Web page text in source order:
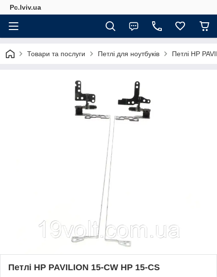
Pc.lviv.ua
Товари та послуги Петлі для ноутбуків Петлі HP
Петлі HP PAVILION 15-CW HP 15-CS